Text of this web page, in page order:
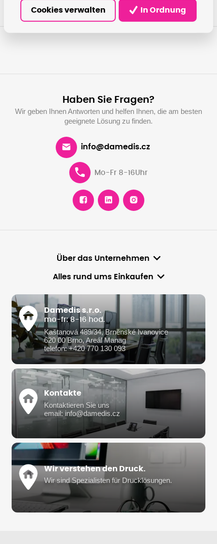
Haben Sie Fragen?
Wir geben Ihnen Antworten und helfen Ihnen, die am besten
geeignete Lösung zu finden.
info@damedis.cz
Mo-Fr 8-16Uhr
Über das Unternehmen
Alles rund ums Einkaufen
Damedis s.r.o.
mo-fr: 8-16 hod.
Kaštanová 489/34, Brněnské Ivanovice
620 00 Brno, Areál Manag
telefon: +420 770 130 093
Kontakte
Kontaktieren Sie uns
email: info@damedis.cz
Wir verstehen den Druck.
Wir sind Spezialisten für Drucklösungen.
Cookies verwalten In Ordnung